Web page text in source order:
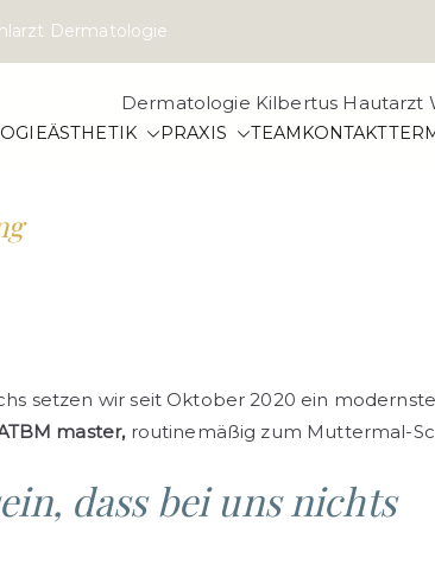
Dermatologie
ÄSTHETIK PRAXIS TEAMKONTAKT
setzen wir seit Oktober 2020 ein
master,routinemäßig zum Muttermal-
dass bei uns nichts